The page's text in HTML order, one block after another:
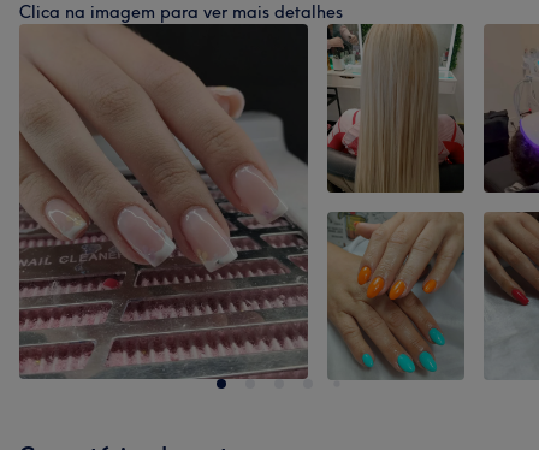
Clica na imagem para ver mais detalhes